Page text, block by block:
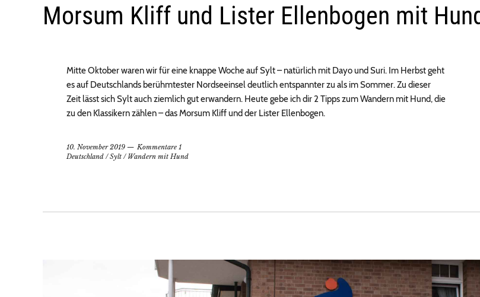
Morsum Kliff und Lister Ellenbogen mit
Mitte Oktober waren wir für eine knappe Woche auf Sylt – natürlich mit Dayo und Suri. Im Herbst geht
es auf Deutschlands berühmtester Nordseeinsel deutlich entspannter zu als im Sommer. Zu dieser
Zeit lässt sich Sylt auch ziemlich gut erwandern. Heute gebe ich dir 2 Tipps zum Wandern mit Hund, die
zu den Klassikern zählen – das Morsum Kliff und der Lister Ellenbogen.
10. November 2019
Kommentare 1
Deutschland /Sylt / Wandern mit Hund